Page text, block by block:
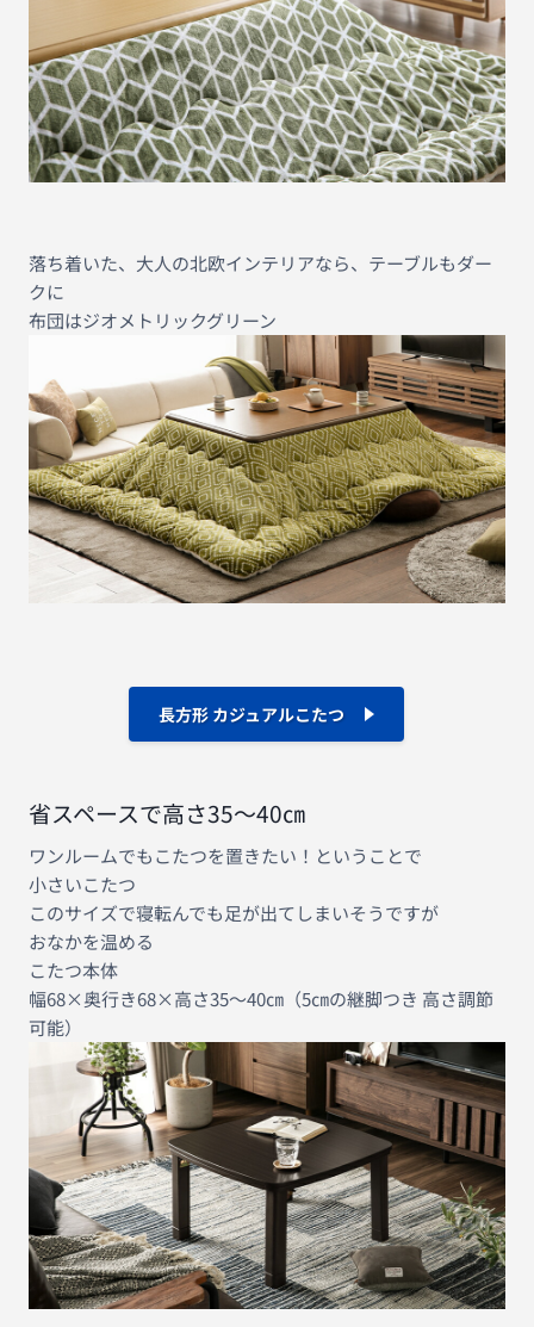
落ち着いた、大人の北欧インテリアなら、テーブルもダー
クに
布団はジオメトリックグリーン
長方形 カジュアルこたつ
省スペースで高さ35～40㎝
ワンルームでもこたつを置きたい！ということで
小さいこたつ
このサイズで寝転んでも足が出てしまいそうですが
おなかを温める
こたつ本体
幅68×奥行き68×高さ35～40㎝（5㎝の継脚つき 高さ調節
可能）